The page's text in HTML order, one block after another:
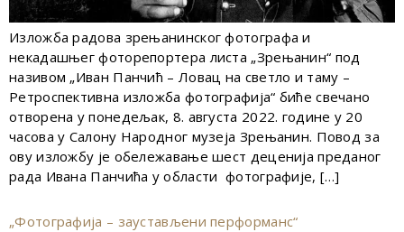
Изложба радова зрењанинског фотографа и
некадашњег фоторепортера листа „Зрењанин“ под
називом „Иван Панчић – Ловац на светло и таму –
Ретроспективна изложба фотографија“ биће свечано
отворена у понедељак, 8. августа 2022. године у 20
часова у Салону Народног музеја Зрењанин. Повод за
ову изложбу је обележавање шест деценија преданог
рада Ивана Панчића у области фотографије, […]
„Фотографија – заустављени перформанс“